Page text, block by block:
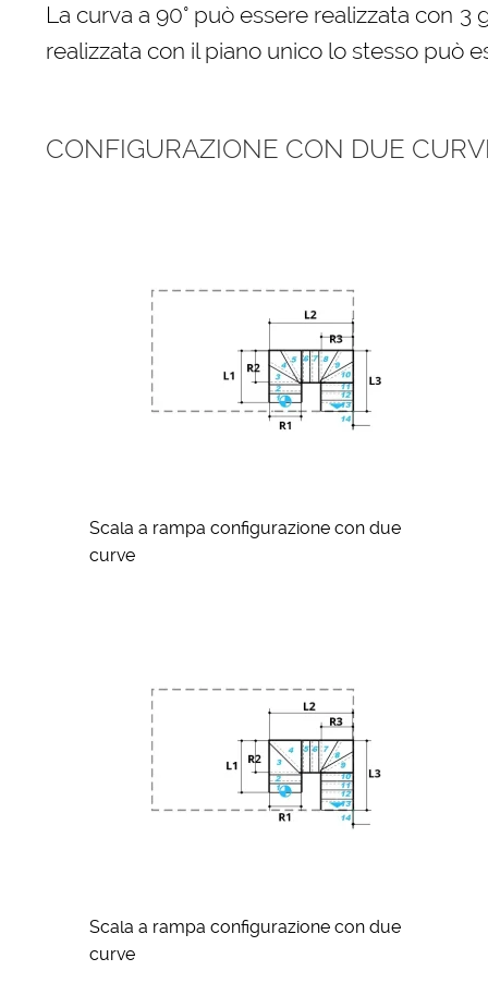
La curva a 90° può essere realizzata con
realizzata con il piano unico lo stesso può
CONFIGURAZIONE CON DUE
Scala a rampa configurazione con due
curve
Scala a rampa configurazione con due
curve